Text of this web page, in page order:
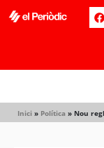
Inici » Política » Nou